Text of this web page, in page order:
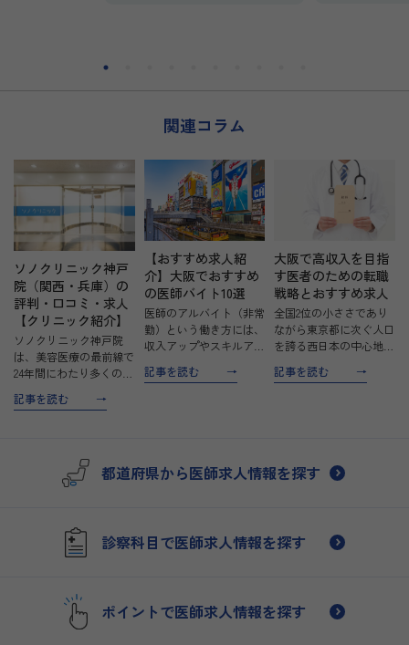
関連コラム
ソノクリニック神戸
院（関西・兵庫）の
評判・口コミ・求人
【クリニック紹介】
ソノクリニック神戸院
は、美容医療の最前線で
24年間にわたり多くの患
きました。患者様の「キ
す。これからも患者様か
記事を読む
【おすすめ求人紹
介】大阪でおすすめ
の医師バイト10選
医師のアルバイト（非常
勤）という働き方には、
収入アップやスキルアッ
るなど、さまざまなメリ
記事を読む
大阪で高収入を目指
す医者のための転職
戦略とおすすめ求人
全国2位の小ささであり
ながら東京都に次ぐ人口
を誇る西日本の中心地、
されているのはもちろ
記事を読む
都道府県から医師求人情報を探す
診察科目で医師求人情報を探す
ポイントで医師求人情報を探す